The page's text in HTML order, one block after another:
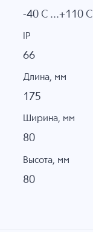
-40 C ...+110 C
IP
66
Длина, мм
175
Ширина, мм
80
Высота, мм
80